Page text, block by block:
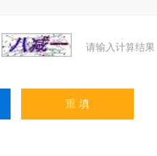
请输入计算结